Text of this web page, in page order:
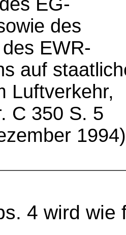
des
EWR-
auf
Luftverkehr,
C 350 S. 5
1994)
4 wird wie